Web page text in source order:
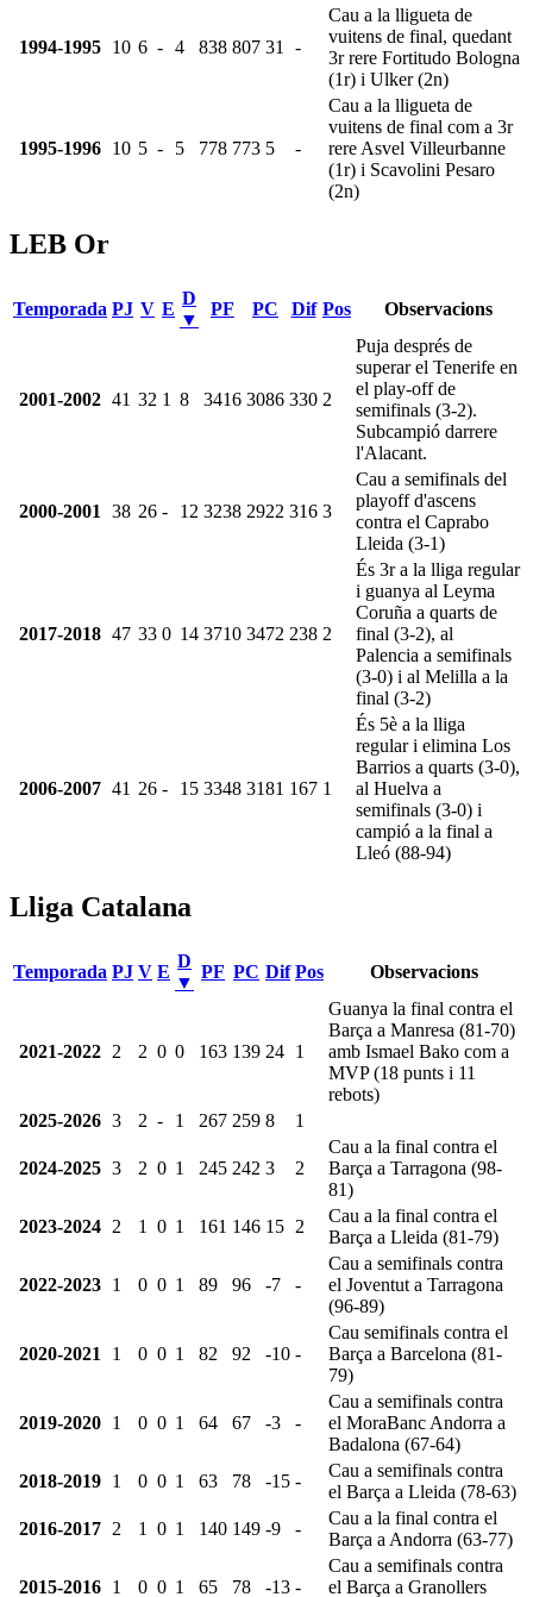
1994-1995 10 6 - 4 838 807 31 -
Cau a la lligueta de
vuitens de final, quedant
3r rere Fortitudo Bologna
(1r) i Ulker (2n)
1995-1996 10 5 - 5 778 773 5 -
Cau a la lligueta de
vuitens de final com a 3r
rere Asvel Villeurbanne
(1r) i Scavolini Pesaro
(2n)
LEB Or
Temporada PJ V E
D
▼
PF PC Dif Pos Observacions
2001-2002 41 32 1 8 3416 3086 330 2
Puja després de
superar el Tenerife en
el play-off de
semifinals (3-2).
Subcampió darrere
l'Alacant.
2000-2001 38 26 - 12 3238 2922 316 3
Cau a semifinals del
playoff d'ascens
contra el Caprabo
Lleida (3-1)
2017-2018 47 33 0 14 3710 3472 238 2
És 3r a la lliga regular
i guanya al Leyma
Coruña a quarts de
final (3-2), al
Palencia a semifinals
(3-0) i al Melilla a la
final (3-2)
2006-2007 41 26 - 15 3348 3181 167 1
És 5è a la lliga
regular i elimina Los
Barrios a quarts (3-0),
al Huelva a
semifinals (3-0) i
campió a la final a
Lleó (88-94)
Lliga Catalana
Temporada PJ V E
D
▼
PF PC Dif Pos Observacions
2021-2022 2 2 0 0 163 139 24 1
Guanya la final contra el
Barça a Manresa (81-70)
amb Ismael Bako com a
MVP (18 punts i 11
rebots)
2025-2026 3 2 - 1 267 259 8 1
2024-2025 3 2 0 1 245 242 3 2
Cau a la final contra el
Barça a Tarragona (98-
81)
2023-2024 2 1 0 1 161 146 15 2
Cau a la final contra el
Barça a Lleida (81-79)
2022-2023 1 0 0 1 89 96 -7 -
Cau a semifinals contra
el Joventut a Tarragona
(96-89)
2020-2021 1 0 0 1 82 92 -10 -
Cau semifinals contra el
Barça a Barcelona (81-
79)
2019-2020 1 0 0 1 64 67 -3 -
Cau a semifinals contra
el MoraBanc Andorra a
Badalona (67-64)
2018-2019 1 0 0 1 63 78 -15 -
Cau a semifinals contra
el Barça a Lleida (78-63)
2016-2017 2 1 0 1 140 149 -9 -
Cau a la final contra el
Barça a Andorra (63-77)
2015-2016 1 0 0 1 65 78 -13 -
Cau a semifinals contra
el Barça a Granollers